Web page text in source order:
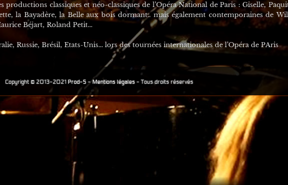
productions classiques et néo-classiques de l’Opéra National de Paris : Giselle,
la Bayadère, la Belle aux bois dormant.. mais également contemporaines de
Béjart, Roland Petit...
Russie, Brésil, Etats-Unis... lors des tournées internationales de l’Opéra de PAris
Copyright © 2013-2021 Prod-S -Mentions légales-Tous droits réservés